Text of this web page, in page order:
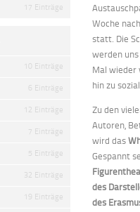
Woche
statt. Die
werden
Mal wieder
hin zu
Zu den
Autoren,
wird das
Gespannt
des
des
17 Einträge
10 Einträge
6 Einträge
12 Einträge
7 Einträge
5 Einträge
32 Einträge
19 Einträge